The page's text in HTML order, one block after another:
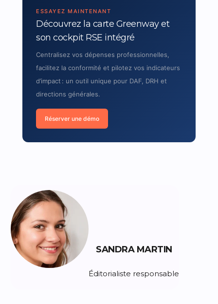
ESSAYEZ MAINTENANT
Découvrez la carte Greenway et
son cockpit RSE intégré
Centralisez vos dépenses professionnelles,
facilitez la conformité et pilotez vos indicateurs
d’impact : un outil unique pour DAF, DRH et
directions générales.
Réserver une démo
SANDRA MARTIN
Éditorialiste responsable